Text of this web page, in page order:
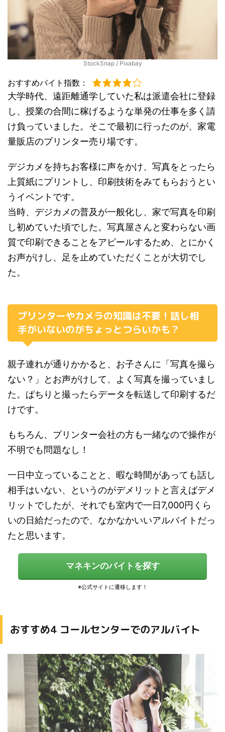
StockSnap / Pixabay
おすすめバイト指数：
大学時代、遠距離通学していた私は派遣会社に登録
し、授業の合間に稼げるような単発の仕事を多く請
け負っていました。そこで最初に行ったのが、家電
量販店のプリンター売り場です。
デジカメを持ちお客様に声をかけ、写真をとったら
上質紙にプリントし、印刷技術をみてもらおうとい
うイベントです。
当時、デジカメの普及が一般化し、家で写真を印刷
し初めていた頃でした。写真屋さんと変わらない画
質で印刷できることをアピールするため、とにかく
お声がけし、足を止めていただくことが大切でし
た。
プリンターやカメラの知識は不要！話し相
手がいないのがちょっとつらいかも？
親子連れが通りかかると、お子さんに「写真を撮ら
ない？」とお声がけして、よく写真を撮っていまし
た。ぱちりと撮ったらデータを転送して印刷するだ
けです。
もちろん、プリンター会社の方も一緒なので操作が
不明でも問題なし！
一日中立っていることと、暇な時間があっても話し
相手はいない、というのがデメリットと言えばデメ
リットでしたが、それでも室内で一日7,000円くら
いの日給だったので、なかなかいいアルバイトだっ
た と思います。
マネキンのバイトを探す
おすすめ4 コールセンターでのアルバイト